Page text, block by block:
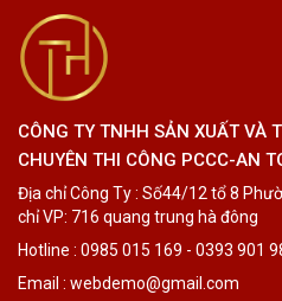
CÔNG TY TNHH SẢN XUẤT VÀ
CHUYÊN THI CÔNG PCCC-AN
Địa chỉ Công Ty : Số44/12 tổ 8
chỉ VP: 716 quang trung hà đông
Hotline : 0985 015 169 - 0393 901
Email : webdemo@gmail.com